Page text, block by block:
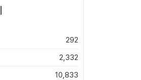
292
2,332
10,833